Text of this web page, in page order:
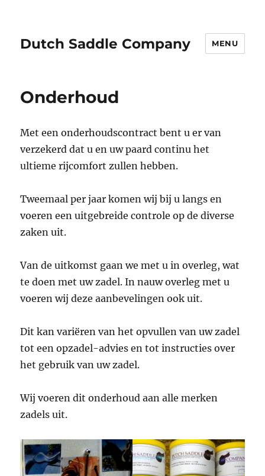
Dutch Saddle Company MENU
Onderhoud
Met een onderhoudscontract bent u er van
verzekerd dat u en uw paard continu het
ultieme rijcomfort zullen hebben.
Tweemaal per jaar komen wij bij u langs en
voeren een uitgebreide controle op de diverse
zaken uit.
Van de uitkomst gaan we met u in overleg, wat
te doen met uw zadel. In nauw overleg met u
voeren wij deze aanbevelingen ook uit.
Dit kan variëren van het opvullen van uw zadel
tot een opzadel-advies en tot instructies over
het gebruik van uw zadel.
Wij voeren dit onderhoud aan alle merken
zadels uit.